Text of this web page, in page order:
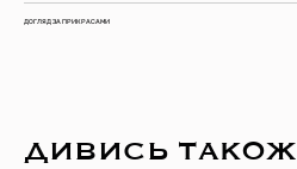
ДОГЛЯД ЗА ПРИКРАСАМИ
ДИВИСЬ ТАКОЖ